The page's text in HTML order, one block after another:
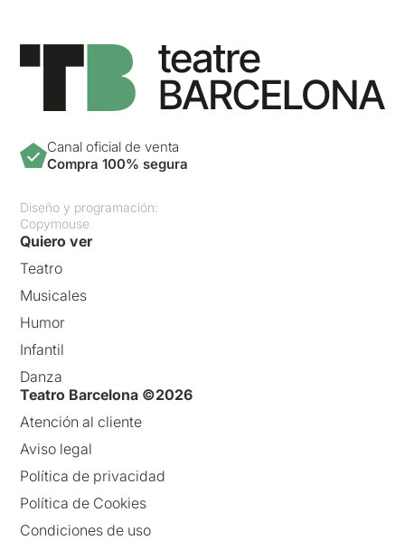
Canal oficial de venta
Compra 100% segura
Diseño y programación:
Copymouse
Quiero ver
Teatro
Musicales
Humor
Infantil
Danza
Teatro Barcelona ©2026
Atención al cliente
Aviso legal
Política de privacidad
Política de Cookies
Condiciones de uso